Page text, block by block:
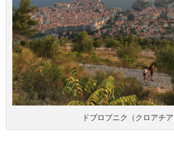
ドブロブニク（クロアチア